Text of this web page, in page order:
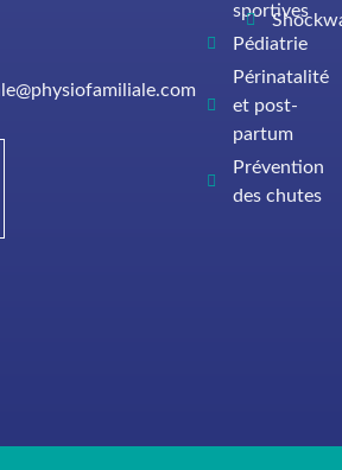
sportives
Pédiatrie
Périnatalité
et post-
partum
Prévention
des chutes